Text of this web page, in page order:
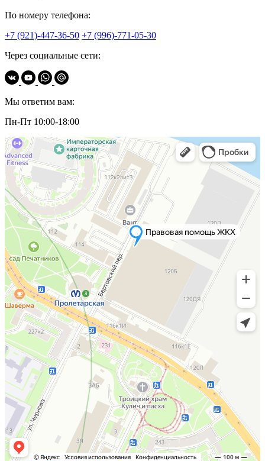
По номеру телефона:
+7 (921)-447-36-50 +7 (996)-771-05-30
Через социальные сети:
Мы ответим вам:
Пн-Пт 10:00-18:00